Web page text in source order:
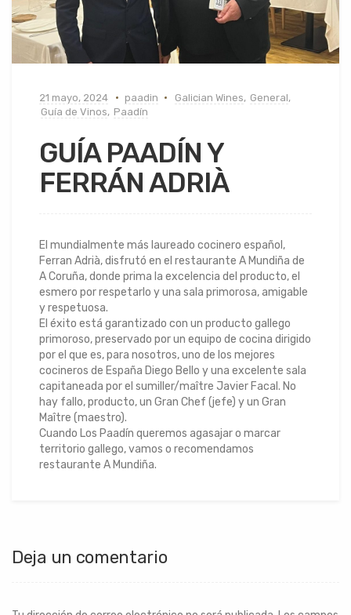
21 mayo, 2024 paadin Galician Wines, General,
Guía de Vinos, Paadín
GUÍA PAADÍN Y
FERRÁN ADRIÀ
El mundialmente más laureado cocinero español,
Ferran Adrià, disfrutó en el restaurante A Mundiña de
A Coruña, donde prima la excelencia del producto, el
esmero por respetarlo y una sala primorosa, amigable
y respetuosa.
El éxito está garantizado con un producto gallego
primoroso, preservado por un equipo de cocina dirigido
por el que es, para nosotros, uno de los mejores
cocineros de España Diego Bello y una excelente sala
capitaneada por el sumiller/maître Javier Facal. No
hay fallo, producto, un Gran Chef (jefe) y un Gran
Maître (maestro).
Cuando Los Paadín queremos agasajar o marcar
territorio gallego, vamos o recomendamos
restaurante A Mundiña.
Deja un comentario